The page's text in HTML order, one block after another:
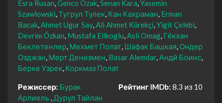
Esra Rusan Genco Ozak Senan Kara Yasemin
Szawlowski Тугрул Тулек Кан Кахраман Erman
Bacak Ahmet Ugur Say Ali Ahmet Kürekçi Yigit Çelebi
Devrim Özkan Mustafa Elikoglu Asli Omag Гёкхан
Беклетенлер Мехмет Полат Шафак Башкая Ондер
Озджан Мерт Денизмен Basar Alemdar Андй Боинс
Берке Узрек Коркмаз Полат
Режиссер: Бурак
Арлиель Дурул Тайлан
Рейтинг IMDb: 8.3 из 10